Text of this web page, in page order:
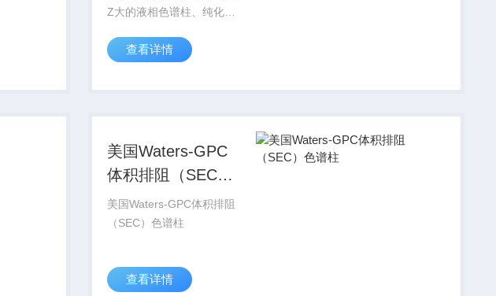
Z大的液相色谱柱、纯化分
具有二十多年开发和生产的
仪厂商如WATERS和岛津均
查看详情
美国Waters-GPC
体积排阻（SEC）
色谱柱
美国Waters-GPC体积排阻
（SEC）色谱柱
查看详情